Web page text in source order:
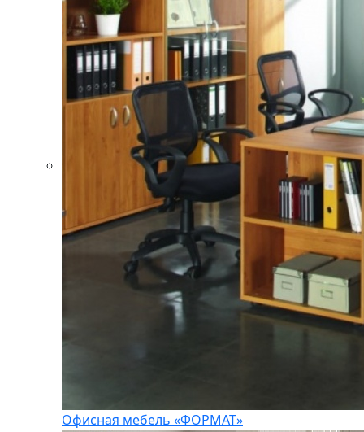
Офисная мебель «ФОРМАТ»